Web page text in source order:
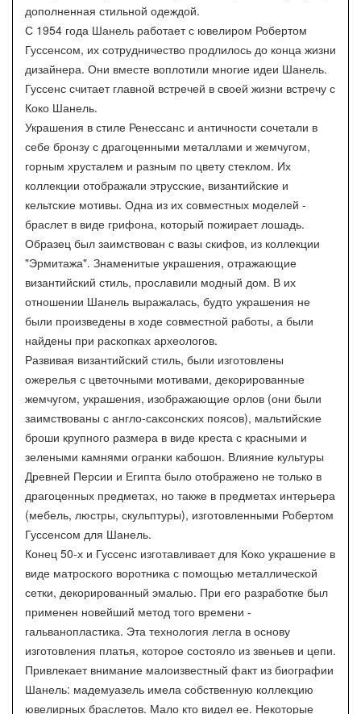
дополненная стильной одеждой.
С 1954 года Шанель работает с ювелиром Робертом
Гуссенсом, их сотрудничество продлилось до конца жизни
дизайнера. Они вместе воплотили многие идеи Шанель.
Гуссенс считает главной встречей в своей жизни встречу с
Коко Шанель.
Украшения в стиле Ренессанс и античности сочетали в
себе бронзу с драгоценными металлами и жемчугом,
горным хрусталем и разным по цвету стеклом. Их
коллекции отображали этрусские, византийские и
кельтские мотивы. Одна из их совместных моделей -
браслет в виде грифона, который пожирает лошадь.
Образец был заимствован с вазы скифов, из коллекции
"Эрмитажа". Знаменитые украшения, отражающие
византийский стиль, прославили модный дом. В их
отношении Шанель выражалась, будто украшения не
были произведены в ходе совместной работы, а были
найдены при раскопках археологов.
Развивая византийский стиль, были изготовлены
ожерелья с цветочными мотивами, декорированные
жемчугом, украшения, изображающие орлов (они были
заимствованы с англо-саксонских поясов), мальтийские
броши крупного размера в виде креста с красными и
зелеными камнями огранки кабошон. Влияние культуры
Древней Персии и Египта было отображено не только в
драгоценных предметах, но также в предметах интерьера
(мебель, люстры, скульптуры), изготовленными Робертом
Гуссенсом для Шанель.
Конец 50-х и Гуссенс изготавливает для Коко украшение в
виде матроского воротника с помощью металлической
сетки, декорированный эмалью. При его разработке был
применен новейший метод того времени -
гальванопластика. Эта технология легла в основу
изготовления платья, которое состояло из звеньев и цепи.
Привлекает внимание малоизвестный факт из биографии
Шанель: мадемуазель имела собственную коллекцию
ювелирных браслетов. Мало кто видел ее. Некоторые